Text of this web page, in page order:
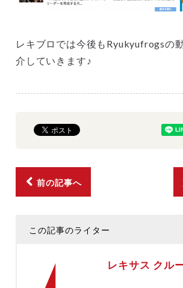
レキブロでは今後もRyukyufrogsの
介していきます♪
前の記事へ
この記事のライター
レキサス クル